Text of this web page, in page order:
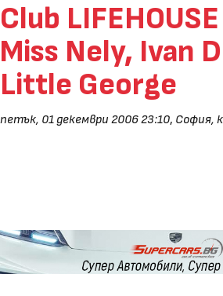
Club
Miss Nely, Ivan
Little George
петък, 01 декември 2006 23:10, София,